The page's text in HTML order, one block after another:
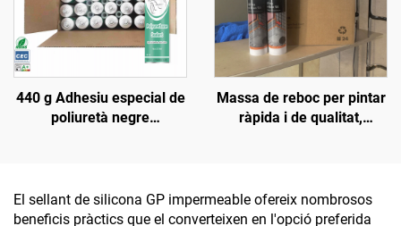
440 g Adhesiu especial de
poliuretà negre
de caixa, goma per a
parabrisa del davant
Massa de reboc per pintar
ràpida i de qualitat,
El sellant de silicona GP impermeable ofereix nombrosos
beneficis pràctics que el converteixen en l'opció preferida